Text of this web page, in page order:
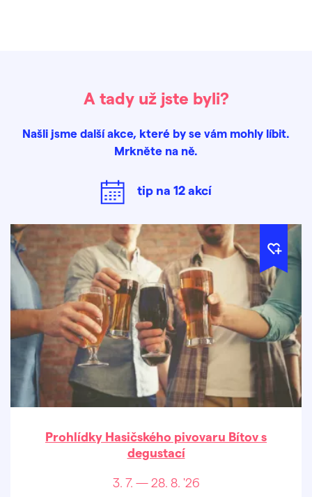
A tady už jste byli?
Našli jsme další akce, které by se vám mohly líbit.
Mrkněte na ně.
tip na 12akcí
Prohlídky Hasičského pivovaru Bítov s
degustací
3. 7. — 28. 8. '26